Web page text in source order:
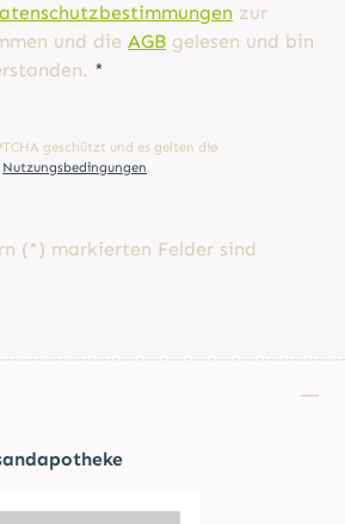
zur
und die AGB gelesen und bin
*
geschützt und es gelten die
Nutzungsbedingungen.
(*) markierten Felder sind